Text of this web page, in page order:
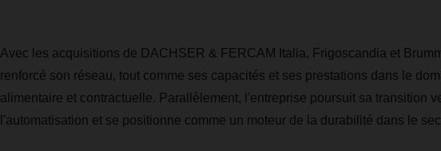
Avec les acquisitions de DACHSER & FERCAM Italia, Frigoscandia et
renforcé son réseau, tout comme ses capacités et ses prestations dans le
alimentaire et contractuelle. Parallèlement, l'entreprise poursuit sa transition
l'automatisation et se positionne comme un moteur de la durabilité dans le